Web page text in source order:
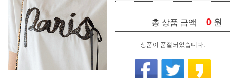
총 상품 금액 0 원
상품이 품절되었습니다.